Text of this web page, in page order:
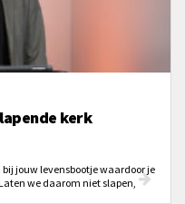
kerk
jouw levensbootje waardoor je
we daarom niet slapen,